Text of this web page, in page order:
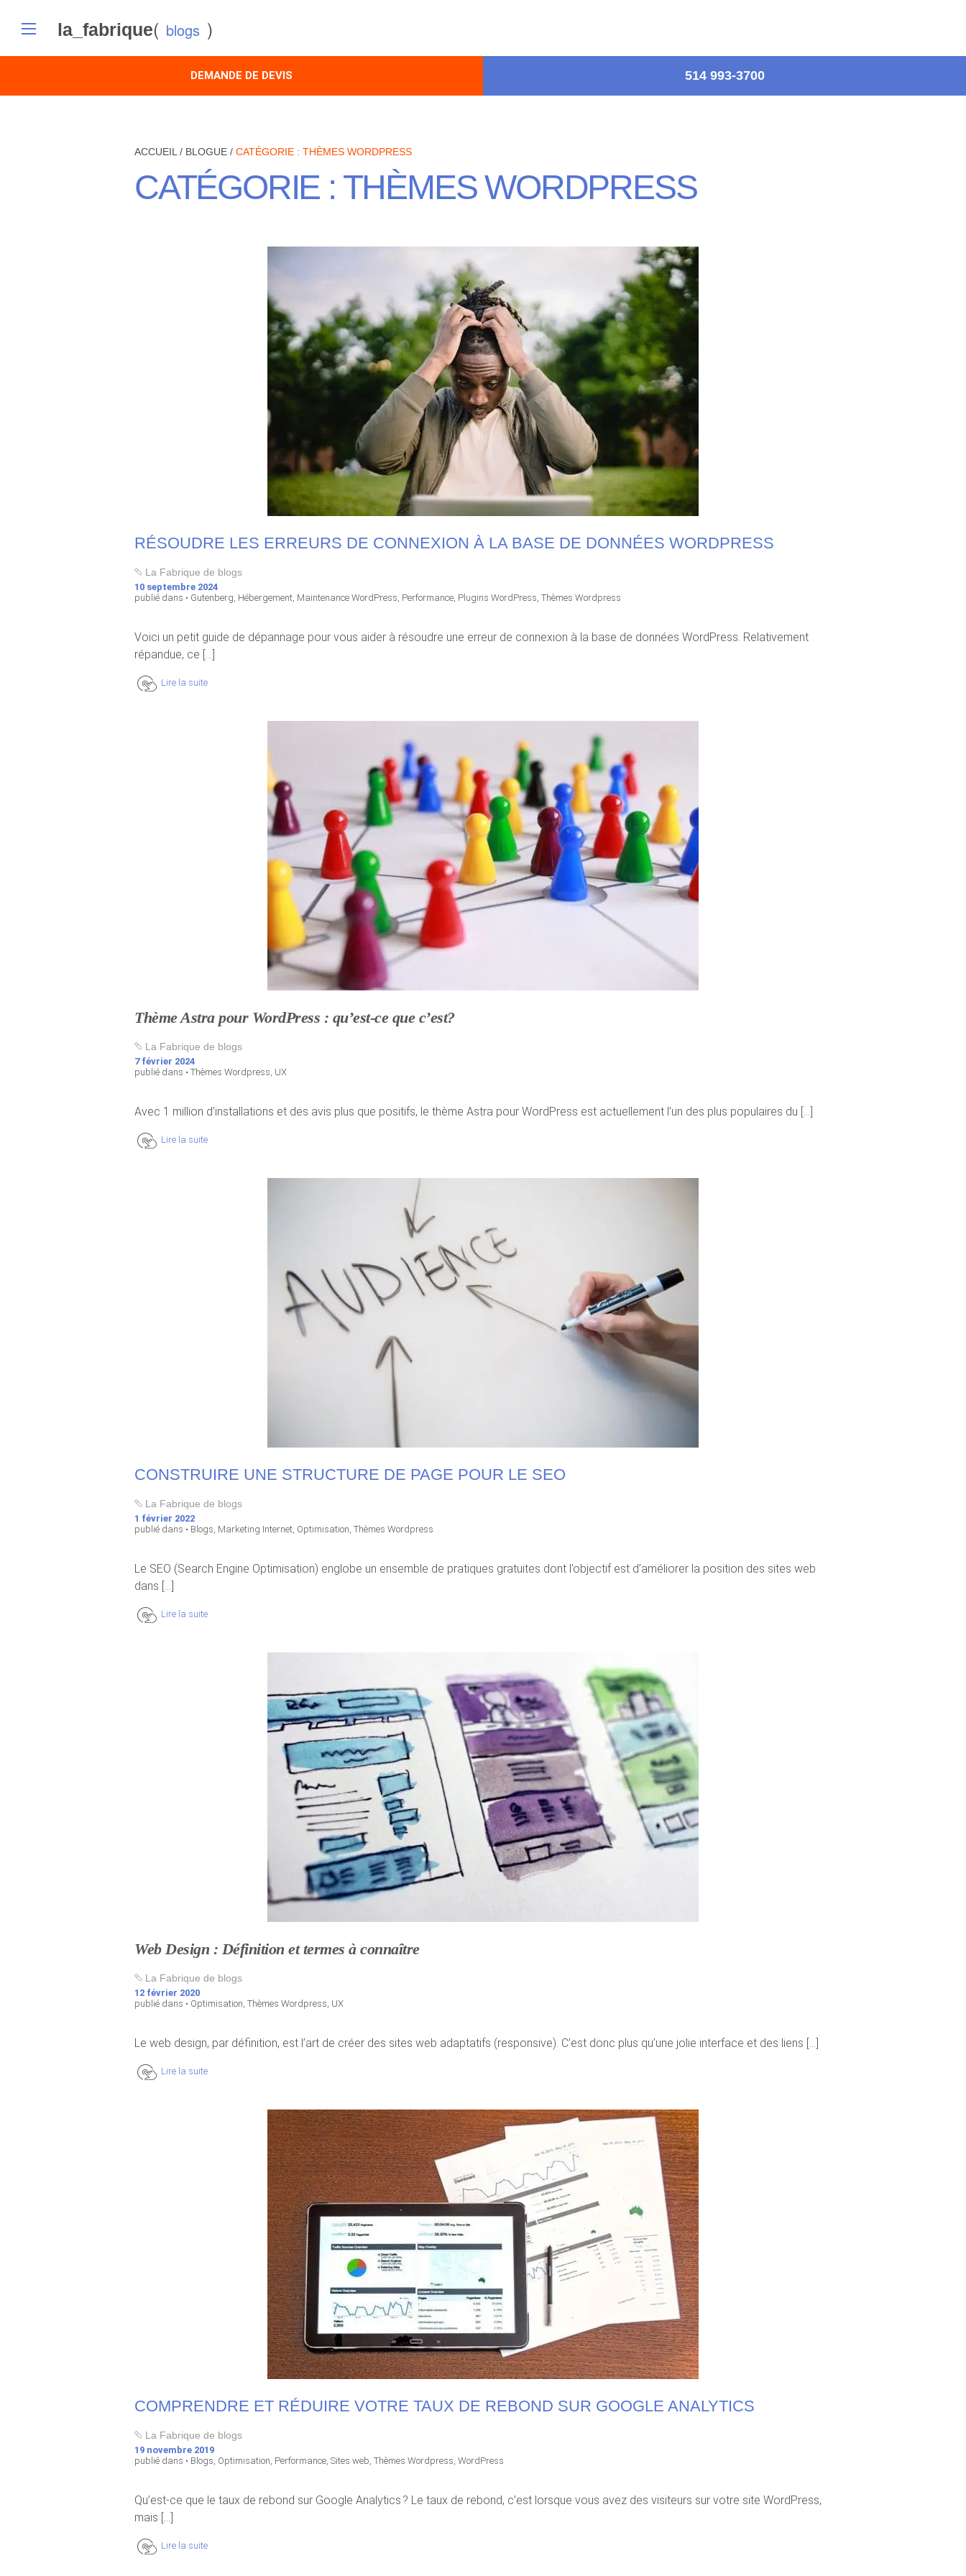
la_fabrique( blogs )
DEMANDE DE DEVIS 514 993-3700
ACCUEIL / BLOGUE / CATÉGORIE : THÈMES WORDPRESS
CATÉGORIE : THÈMES WORDPRESS
RÉSOUDRE LES ERREURS DE CONNEXION À LA BASE DE DONNÉES WORDPRESS
La Fabrique de blogs
10 septembre 2024
publié dans • Gutenberg, Hébergement, Maintenance WordPress, Performance, Plugins WordPress, Thèmes Wordpress
Voici un petit guide de dépannage pour vous aider à résoudre une erreur de connexion à la base de données WordPress. Relativement
répandue, ce [...]
Lire la suite
Thème Astra pour WordPress : qu’est-ce que c’est?
La Fabrique de blogs
7 février 2024
publié dans • Thèmes Wordpress, UX
Avec 1 million d’installations et des avis plus que positifs, le thème Astra pour WordPress est actuellement l’un des plus populaires du [...]
Lire la suite
CONSTRUIRE UNE STRUCTURE DE PAGE POUR LE SEO
La Fabrique de blogs
1 février 2022
publié dans • Blogs, Marketing Internet, Optimisation, Thèmes Wordpress
Le SEO (Search Engine Optimisation) englobe un ensemble de pratiques gratuites dont l’objectif est d’améliorer la position des sites web
dans [...]
Lire la suite
Web Design : Définition et termes à connaître
La Fabrique de blogs
12 février 2020
publié dans • Optimisation, Thèmes Wordpress, UX
Le web design, par définition, est l’art de créer des sites web adaptatifs (responsive). C’est donc plus qu’une jolie interface et des liens [...]
Lire la suite
COMPRENDRE ET RÉDUIRE VOTRE TAUX DE REBOND SUR GOOGLE ANALYTICS
La Fabrique de blogs
19 novembre 2019
publié dans • Blogs, Optimisation, Performance, Sites web, Thèmes Wordpress, WordPress
Qu’est-ce que le taux de rebond sur Google Analytics ? Le taux de rebond, c’est lorsque vous avez des visiteurs sur votre site WordPress,
mais [...]
Lire la suite